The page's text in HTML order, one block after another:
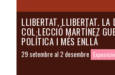
LLIBERTAT, LLIBERTAT. LA
COL·LECCIÓ MARTÍNEZ
POLÍTICA I MÉS ENLLÁ
29 setembre al 2 desembre